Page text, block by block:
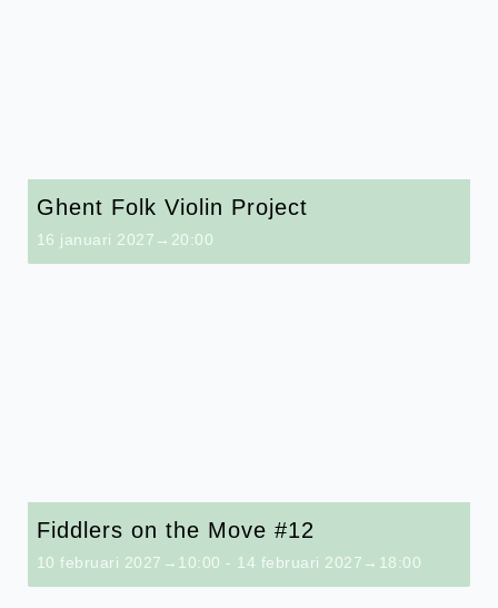
Ghent Folk Violin Project
16 januari 2027→20:00
Fiddlers on the Move #12
10 februari 2027→10:00 - 14 februari 2027→18:00